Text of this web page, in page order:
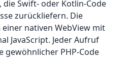
die Swift- oder Kotlin-Code
zurückliefern. Die
nativen WebView mit
JavaScript. Jeder Aufruf
gewöhnlicher PHP-Code